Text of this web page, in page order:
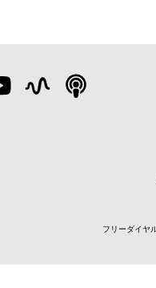
フリーダイヤ